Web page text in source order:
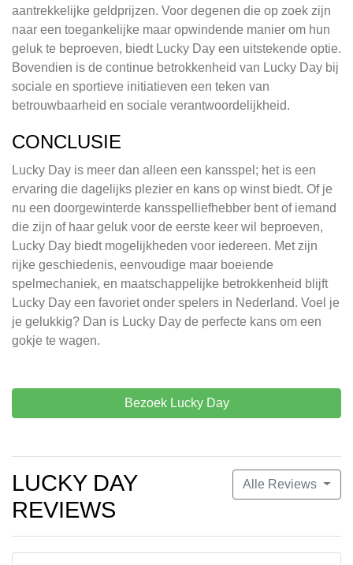
aantrekkelijke geldprijzen. Voor degenen die op zoek zijn
naar een toegankelijke maar opwindende manier om hun
geluk te beproeven, biedt Lucky Day een uitstekende optie.
Bovendien is de continue betrokkenheid van Lucky Day bij
sociale en sportieve initiatieven een teken van
betrouwbaarheid en sociale verantwoordelijkheid.
CONCLUSIE
Lucky Day is meer dan alleen een kansspel; het is een
ervaring die dagelijks plezier en kans op winst biedt. Of je
nu een doorgewinterde kansspelliefhebber bent of iemand
die zijn of haar geluk voor de eerste keer wil beproeven,
Lucky Day biedt mogelijkheden voor iedereen. Met zijn
rijke geschiedenis, eenvoudige maar boeiende
spelmechaniek, en maatschappelijke betrokkenheid blijft
Lucky Day een favoriet onder spelers in Nederland. Voel je
je gelukkig? Dan is Lucky Day de perfecte kans om een
gokje te wagen.
Bezoek Lucky Day
Alle Reviews
LUCKY DAY
REVIEWS